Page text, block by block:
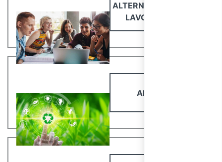
ALTERNANZA SCUOLA
LAVORO (PCTO)
AMBIENTE